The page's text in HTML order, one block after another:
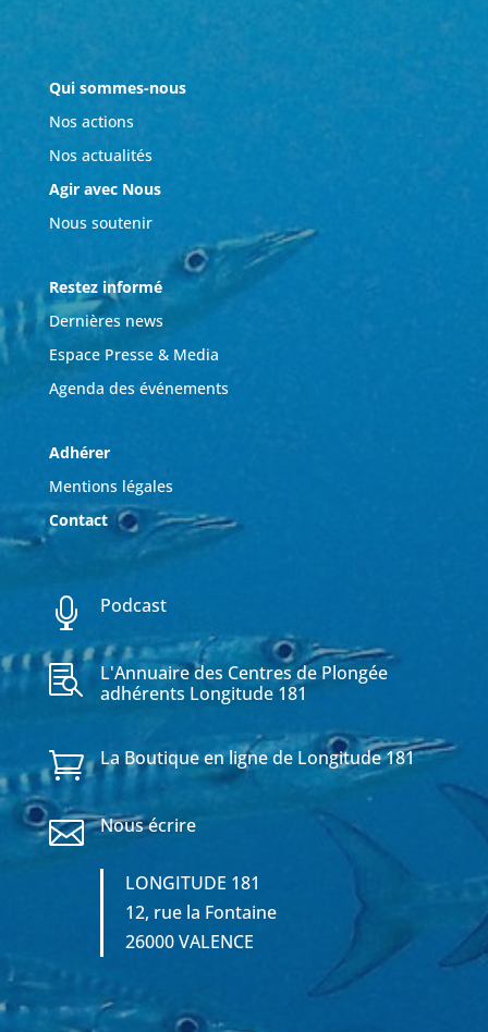
Qui sommes-nous
Nos actions
Nos actualités
Agir avec Nous
Nous soutenir
Restez informé
Dernières news
Espace Presse & Media
Agenda des événements
Adhérer
Mentions légales
Contact
 Podcast

L'Annuaire des Centres de Plongée
adhérents Longitude 181
 La Boutique en ligne de Longitude 181
 Nous écrire
LONGITUDE 181
12, rue la Fontaine
26000 VALENCE